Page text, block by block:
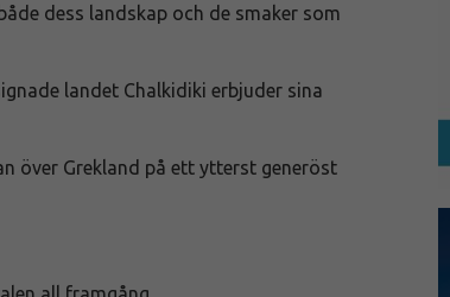
dess landskap och de smaker som
landet Chalkidiki erbjuder sina
över Grekland på ett ytterst generöst